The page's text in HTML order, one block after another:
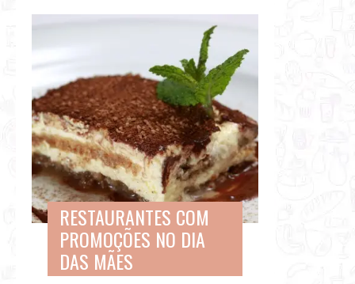
RESTAURANTES COM
PROMOÇÕES NO DIA
DAS MÃES